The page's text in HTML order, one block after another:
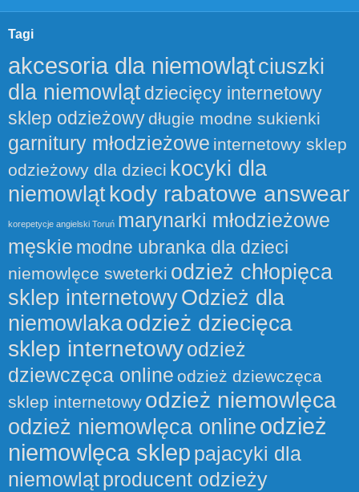
Tagi
akcesoria dla niemowlątciuszki
dla niemowlątdziecięcy internetowy
sklep odzieżowy długie modne sukienki
garnitury młodzieżowe internetowy sklep
odzieżowy dla dzieci kocyki dla
niemowląt kody rabatowe answear
korepetycje angielski Toruń marynarki młodzieżowe
męskie modne ubranka dla dzieci
niemowlęce sweterki odzież chłopięca
sklep internetowyOdzież dla
niemowlakaodzież dziecięca
sklep internetowyodzież
dziewczęca online odzież dziewczęca
sklep internetowy odzież niemowlęca
odzież niemowlęca online odzież
niemowlęca sklep pajacyki dla
niemowlątproducent odzieży